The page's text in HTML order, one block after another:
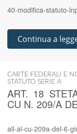
40-modifica-statuto-
Continua a
CARTE FEDERALI E
STATUTO SERIE A
ART. 18
CU N. 209/A
all-al-cu-209a-del-6-